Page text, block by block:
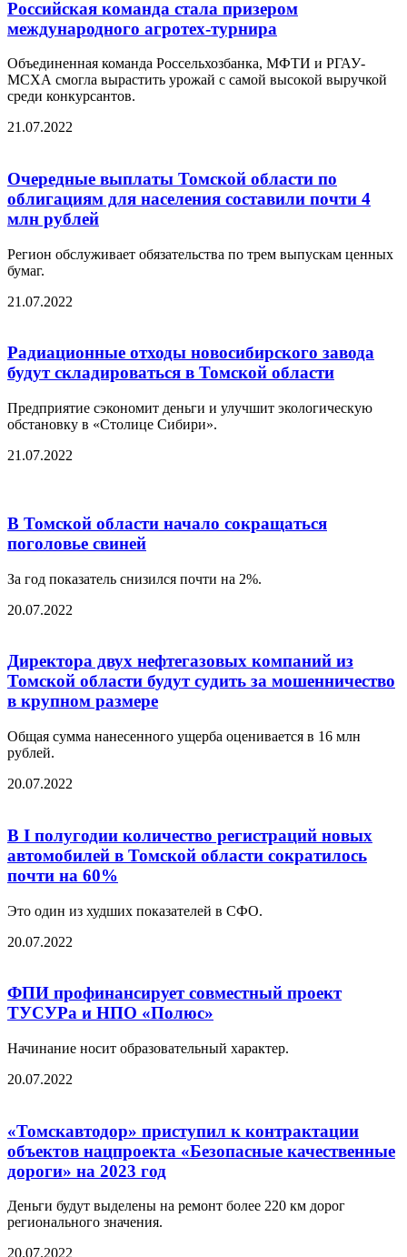
Российская команда стала призером
международного агротех-турнира
Объединенная команда Россельхозбанка, МФТИ и РГАУ-
МСХА смогла вырастить урожай с самой высокой выручкой
среди конкурсантов.
21.07.2022
Очередные выплаты Томской области по
облигациям для населения составили почти 4
млн рублей
Регион обслуживает обязательства по трем выпускам ценных
бумаг.
21.07.2022
Радиационные отходы новосибирского завода
будут складироваться в Томской области
Предприятие сэкономит деньги и улучшит экологическую
обстановку в «Столице Сибири».
21.07.2022
В Томской области начало сокращаться
поголовье свиней
За год показатель снизился почти на 2%.
20.07.2022
Директора двух нефтегазовых компаний из
Томской области будут судить за мошенничество
в крупном размере
Общая сумма нанесенного ущерба оценивается в 16 млн
рублей.
20.07.2022
В I полугодии количество регистраций новых
автомобилей в Томской области сократилось
почти на 60%
Это один из худших показателей в СФО.
20.07.2022
ФПИ профинансирует совместный проект
ТУСУРа и НПО «Полюс»
Начинание носит образовательный характер.
20.07.2022
«Томскавтодор» приступил к контрактации
объектов нацпроекта «Безопасные качественные
дороги» на 2023 год
Деньги будут выделены на ремонт более 220 км дорог
регионального значения.
20.07.2022